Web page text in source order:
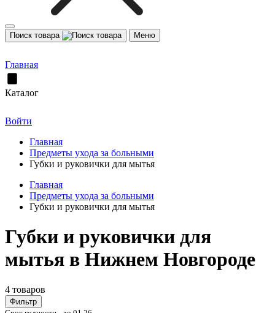
Поиск товара Меню
Главная
Каталог
Войти
Главная
Предметы ухода за больными
Губки и руковички для мытья
Главная
Предметы ухода за больными
Губки и руковички для мытья
Губки и руковички для
мытья в Нижнем Новгороде
4 товаров
Фильтр